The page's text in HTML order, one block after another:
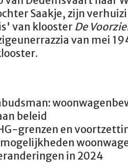
Saakje, zijn
van klooster De
van mei
beleid
grenzen en
in 2024